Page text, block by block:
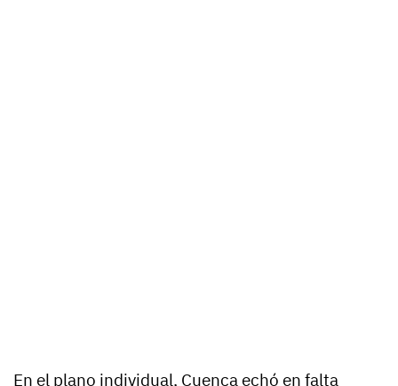
En el plano individual, Cuenca echó en falta